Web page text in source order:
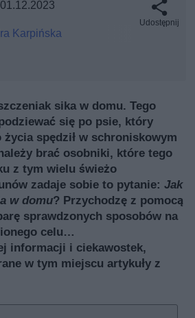
01.12.2023
Karpińska
Udostępnij
sika w domu. Tego
się po psie, który
spędził w schroniskowym
brać osobniki, które tego
z tym wielu świeżo
zadaje sobie to pytanie: Jak
w domu? Przychodzę z pomocą
sprawdzonych sposobów na
celu…
informacji i ciekawostek,
w tym miejscu artykuły z